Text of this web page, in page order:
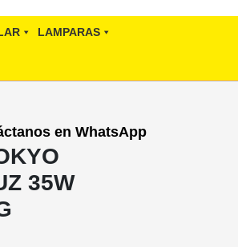
LAMPARAS
en WhatsApp
35W